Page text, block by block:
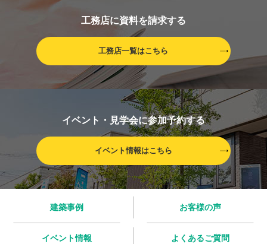
工務店に資料を請求する
工務店一覧はこちら
イベント・見学会に参加予約する
イベント情報はこちら
建築事例 お客様の声
イベント情報 よくあるご質問